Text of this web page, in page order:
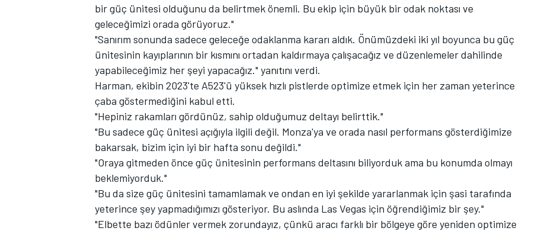
MOTOSİKLET
bir güç ünitesi olduğunu da belirtmek önemli. Bu ekip için büyük bir odak noktası ve
geleceğimizi orada görüyoruz."
"Sanırım sonunda sadece geleceğe odaklanma kararı aldık. Önümüzdeki iki yıl boyunca bu güç
ünitesinin kayıplarının bir kısmını ortadan kaldırmaya çalışacağız ve düzenlemeler dahilinde
yapabileceğimiz her şeyi yapacağız." yanıtını verdi.
Harman, ekibin 2023'te A523'ü yüksek hızlı pistlerde optimize etmek için her zaman yeterince
çaba göstermediğini kabul etti.
"Hepiniz rakamları gördünüz, sahip olduğumuz deltayı belirttik."
"Bu sadece güç ünitesi açığıyla ilgili değil. Monza'ya ve orada nasıl performans gösterdiğimize
bakarsak, bizim için iyi bir hafta sonu değildi."
"Oraya gitmeden önce güç ünitesinin performans deltasını biliyorduk ama bu konumda olmayı
beklemiyorduk."
"Bu da size güç ünitesini tamamlamak ve ondan en iyi şekilde yararlanmak için şasi tarafında
yeterince şey yapmadığımızı gösteriyor. Bu aslında Las Vegas için öğrendiğimiz bir şey."
"Elbette bazı ödünler vermek zorundayız, çünkü aracı farklı bir bölgeye göre yeniden optimize